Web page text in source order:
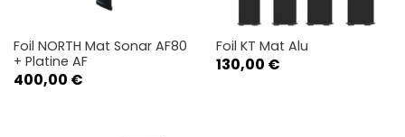
Foil NORTH Mat Sonar AF80
+ Platine AF
Prix
400,00 €
Foil KT Mat Alu
Prix
130,00 €